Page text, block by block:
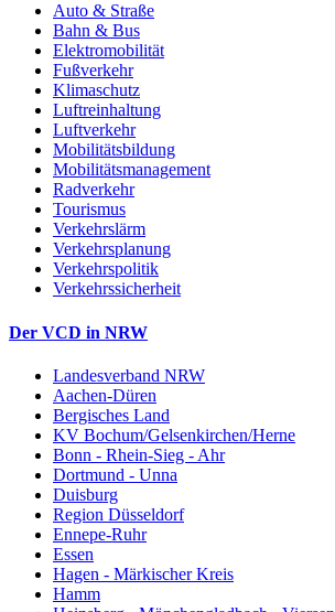
Auto & Straße
Bahn & Bus
Elektromobilität
Fußverkehr
Klimaschutz
Luftreinhaltung
Luftverkehr
Mobilitätsbildung
Mobilitätsmanagement
Radverkehr
Tourismus
Verkehrslärm
Verkehrsplanung
Verkehrspolitik
Verkehrssicherheit
Der VCD in NRW
Landesverband NRW
Aachen-Düren
Bergisches Land
KV Bochum/Gelsenkirchen/Herne
Bonn - Rhein-Sieg - Ahr
Dortmund - Unna
Duisburg
Region Düsseldorf
Ennepe-Ruhr
Essen
Hagen - Märkischer Kreis
Hamm